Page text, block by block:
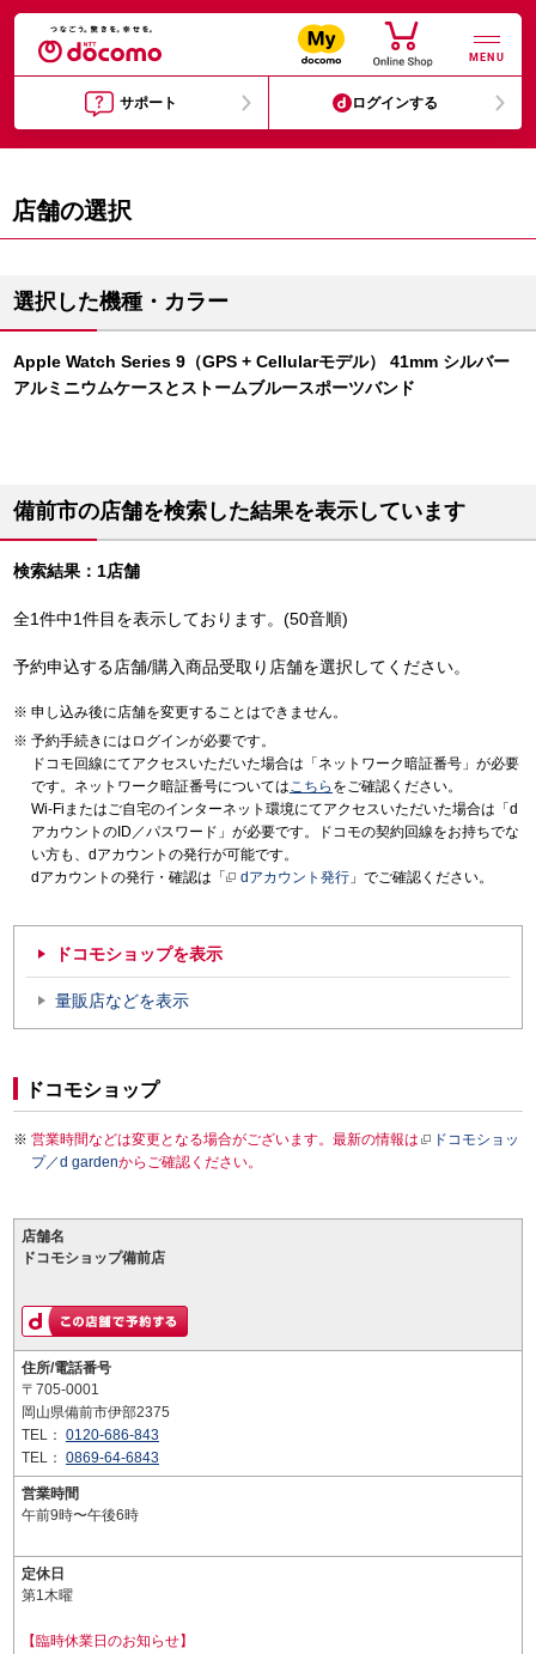
MENU
サポート ログインする
店舗の選択
選択した機種・カラー
Apple Watch Series 9（GPS + Cellularモデル） 41mm シルバー
アルミニウムケースとストームブルースポーツバンド
備前市の店舗を検索した結果を表示しています
検索結果：1店舗
全1件中1件目を表示しております。(50音順)
予約申込する店舗/購入商品受取り店舗を選択してください。
申し込み後に店舗を変更することはできません。
予約手続きにはログインが必要です。
ドコモ回線にてアクセスいただいた場合は「ネットワーク暗証番号」が必要
です。ネットワーク暗証番号についてはこちら をご確認ください。
Wi-Fiまたはご自宅のインターネット環境にてアクセスいただいた場合は「d
アカウントのID／パスワード」が必要です。ドコモの契約回線をお持ちでな
い方も、dアカウントの発行が可能です。
dアカウントの発行・確認は「
dアカウント発行 」でご確認ください。
ドコモショップを表示
量販店などを表示
ドコモショップ
営業時間などは変更となる場合がございます。最新の情報は
ドコモショッ
プ／d gardenからご確認ください。
店舗名
ドコモショップ備前店
住所/電話番号
〒705-0001
岡山県備前市伊部2375
TEL： 0120-686-843
TEL： 0869-64-6843
営業時間
午前9時〜午後6時
定休日
第1木曜
【臨時休業日のお知らせ】